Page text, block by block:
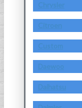
Chrysler
Citroen
Custom
Daewoo
Daihatsu